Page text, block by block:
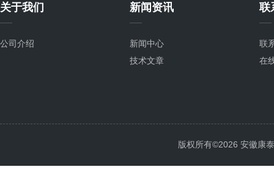
关于我们
公司介绍
新闻资讯
新闻中心
技术文章
联
联
在
版权所有©2026 安徽康